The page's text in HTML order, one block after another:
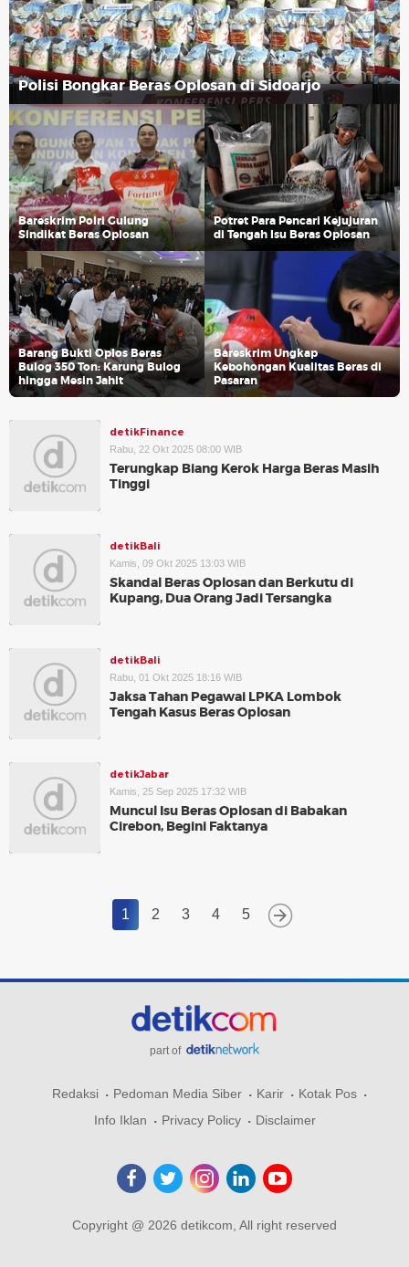
Polisi Bongkar Beras Oplosan di Sidoarjo
Bareskrim Polri Gulung
Sindikat Beras Oplosan
Potret Para Pencari Kejujuran
di Tengah Isu Beras Oplosan
Barang Bukti Oplos Beras
Bulog 350 Ton: Karung Bulog
hingga Mesin Jahit
Bareskrim Ungkap
Kebohongan Kualitas Beras di
Pasaran
detikFinance
Rabu, 22 Okt 2025 08:00 WIB
Terungkap Biang Kerok Harga Beras Masih
Tinggi
detikBali
Kamis, 09 Okt 2025 13:03 WIB
Skandal Beras Oplosan dan Berkutu di
Kupang, Dua Orang Jadi Tersangka
detikBali
Rabu, 01 Okt 2025 18:16 WIB
Jaksa Tahan Pegawai LPKA Lombok
Tengah Kasus Beras Oplosan
detikJabar
Kamis, 25 Sep 2025 17:32 WIB
Muncul Isu Beras Oplosan di Babakan
Cirebon, Begini Faktanya
1 2 3 4 5
part of
Redaksi Pedoman Media Siber Karir
Kotak Pos
Info Iklan
Privacy Policy Disclaimer
Copyright @ 2026 detikcom, All right reserved